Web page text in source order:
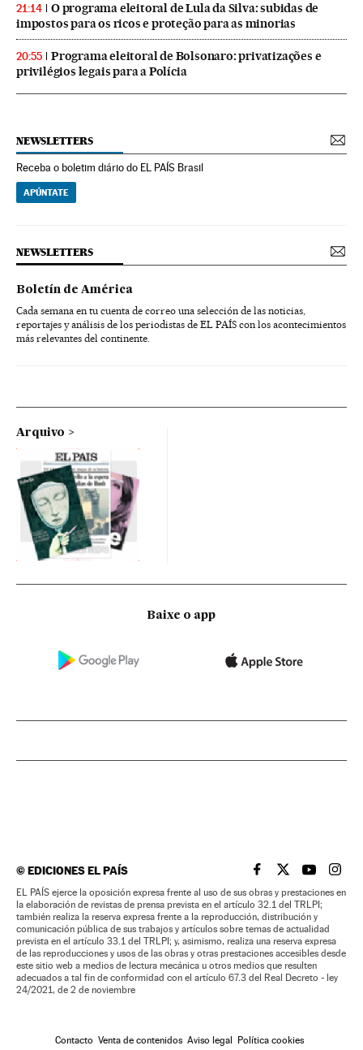
21:14
O programa eleitoral de Lula da Silva: subidas de
impostos para os ricos e proteção para as minorias
20:55
Programa eleitoral de Bolsonaro: privatizações e
privilégios legais para a Polícia
NEWSLETTERS
Receba o boletim diário do EL PAÍS Brasil
APÚNTATE
NEWSLETTERS
Boletín de América
Cada semana en tu cuenta de correo una selección de las noticias,
reportajes y análisis de los periodistas de EL PAÍS con los acontecimientos
más relevantes del continente.
Arquivo
Baixe o app
©EDICIONES EL PAÍS EL PAÍS BRASIL EN
EL PAÍSEL PAÍS
EL
EL PAÍS ejerce la oposición expresa frente al uso de sus obras y prestaciones en
la elaboración de revistas de prensa prevista en el artículo 32.1 del TRLPI;
también realiza la reserva expresa frente a la reproducción, distribución y
comunicación pública de sus trabajos y artículos sobre temas de actualidad
prevista en el artículo 33.1 del TRLPI; y, asimismo, realiza una reserva expresa
de las reproducciones y usos de las obras y otras prestaciones accesibles desde
este sitio web a medios de lectura mecánica u otros medios que resulten
adecuados a tal fin de conformidad con el artículo 67.3 del Real Decreto - ley
24/2021, de 2 de noviembre
Contacto Venta de contenidos Aviso legal Política cookies